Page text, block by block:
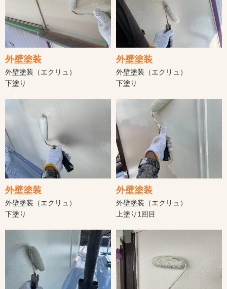
外壁塗装
外壁塗装（エクリュ）
下塗り
外壁塗装
外壁塗装（エクリュ）
下塗り
外壁塗装
外壁塗装（エクリュ）
下塗り
外壁塗装
外壁塗装（エクリュ）
上塗り1回目